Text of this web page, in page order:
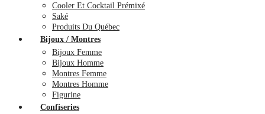
Cooler Et Cocktail Prémixé
Saké
Produits Du Québec
Bijoux / Montres
Bijoux Femme
Bijoux Homme
Montres Femme
Montres Homme
Figurine
Confiseries